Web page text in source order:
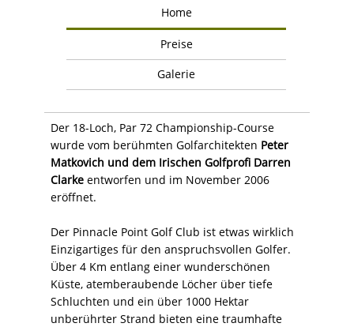
Home
Preise
Galerie
Der 18-Loch, Par 72 Championship-Course
wurde vom berühmten Golfarchitekten Peter
Matkovich und dem Irischen Golfprofi Darren
Clarke entworfen und im November 2006
eröffnet.
Der Pinnacle Point Golf Club ist etwas wirklich
Einzigartiges für den anspruchsvollen Golfer.
Über 4 Km entlang einer wunderschönen
Küste, atemberaubende Löcher über tiefe
Schluchten und ein über 1000 Hektar
unberührter Strand bieten eine traumhafte